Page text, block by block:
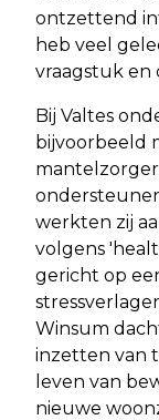
ontzettend
heb veel
vraagstuk en
Bij Valtes
bijvoorbeeld
werkten zij
volgens
gericht op
Winsum
inzetten van
leven van
nieuwe